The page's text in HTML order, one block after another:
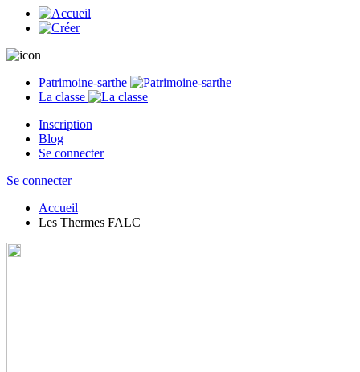
Patrimoine-sarthe
La classe
Inscription
Blog
Se connecter
Se connecter
Accueil
Les Thermes FALC